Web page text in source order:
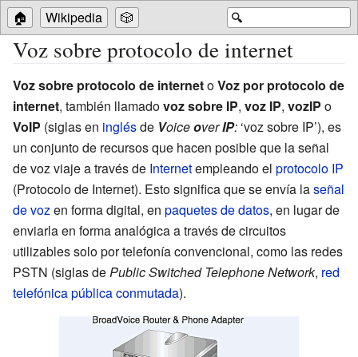
🔍
🏠 Wikipedia 🎲
Voz sobre protocolo de internet
Voz sobre protocolo de internetoVoz por protocolo de
internet, también llamadovoz sobre IP, voz IP, vozIP o
VoIP (siglas en inglésde VoiceoverIP: ‘voz sobre IP’), es
un conjunto de recursos que hacen posible que la señal
de voz viaje a través de Internetempleando el protocolo IP
(Protocolo de Internet). Esto significa que se envía laseñal
de voz en forma digital, en paquetes de datos, en lugar de
enviarla en forma analógica a través de circuitos
utilizables solo por telefonía convencional, como las redes
PSTN (siglas de Public Switched Telephone Network, red
telefónica pública conmutada).